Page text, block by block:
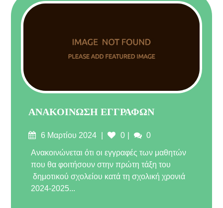
ΑΝΑΚΟΙΝΩΣΗ ΕΓΓΡΑΦΩΝ
Δημοσιεύτηκε
6 Μαρτίου 2024 0 Σχόλια
0
Ανακοινώνεται ότι οι εγγραφές των μαθητών
που θα φοιτήσουν στην πρώτη τάξη του
δημοτικού σχολείου κατά τη σχολική χρονιά
2024-2025...